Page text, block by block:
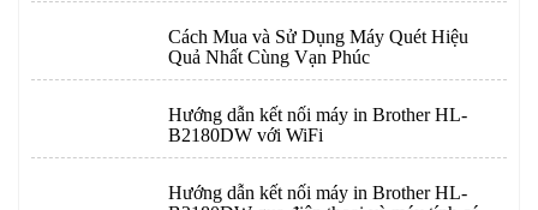
Cách Mua và Sử Dụng Máy Quét Hiệu
Quả Nhất Cùng Vạn Phúc
Hướng dẫn kết nối máy in Brother HL-
B2180DW với WiFi
Hướng dẫn kết nối máy in Brother HL-